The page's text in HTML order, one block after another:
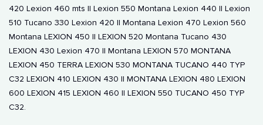
420 Lexion 460 mts II Lexion 550 Montana Lexion 440 II Lexion
510 Tucano 330 Lexion 420 II Montana Lexion 470 Lexion 560
Montana LEXION 450 II LEXION 520 Montana Tucano 430
LEXION 430 Lexion 470 II Montana LEXION 570 MONTANA
LEXION 450 TERRA LEXION 530 MONTANA TUCANO 440 TYP
C32 LEXION 410 LEXION 430 II MONTANA LEXION 480 LEXION
600 LEXION 415 LEXION 460 II LEXION 550 TUCANO 450 TYP
C32.